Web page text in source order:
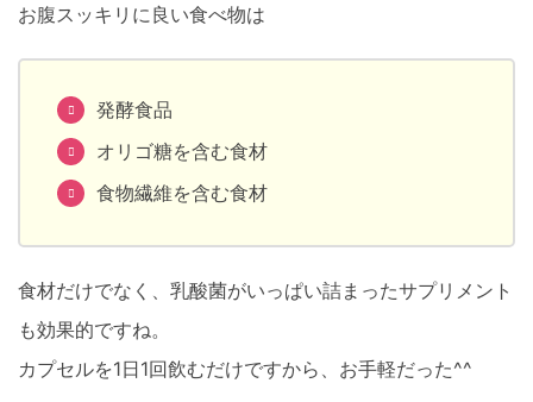
お腹スッキリに良い食べ物は
発酵食品
オリゴ糖を含む食材
食物繊維を含む食材
食材だけでなく、乳酸菌がいっぱい詰まったサプリメント
も効果的ですね。
カプセルを1日1回飲むだけですから、お手軽だった^^